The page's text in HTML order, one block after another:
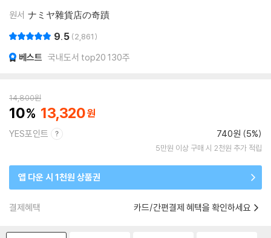
원서 ナミヤ雜貨店の奇蹟
9.5 2,861
베스트 국내도서 top20 130주
14,800원
10 13,320
YES포인트 740원 (5%)
5만원 이상 구매 시 2천원 추가 적립
앱 다운 시 1천원 상품권
결제혜택 카드/간편결제 혜택을 확인하세요